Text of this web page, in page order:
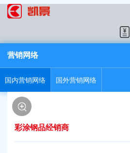
营销网络
国内营销网络 国外营销网络
彩涂钢品经销商